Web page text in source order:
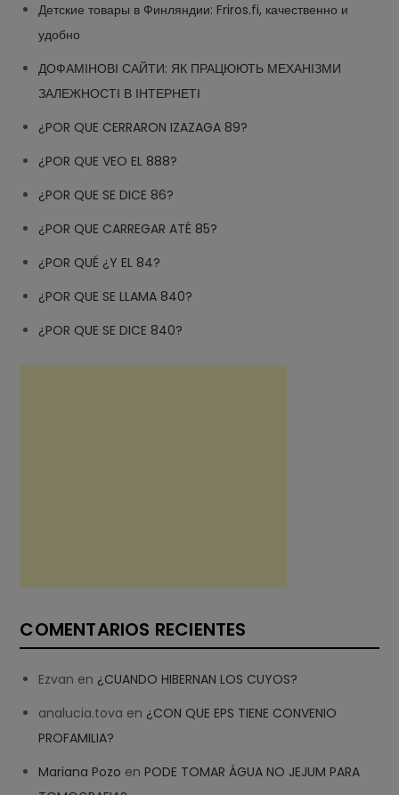
Детские товары в Финляндии: Friros.fi, качественно и
удобно
ДОФАМІНОВІ САЙТИ: ЯК ПРАЦЮЮТЬ МЕХАНІЗМИ
ЗАЛЕЖНОСТІ В ІНТЕРНЕТІ
¿POR QUE CERRARON IZAZAGA 89?
¿POR QUE VEO EL 888?
¿POR QUE SE DICE 86?
¿POR QUE CARREGAR ATÉ 85?
¿POR QUÉ ¿Y EL 84?
¿POR QUE SE LLAMA 840?
¿POR QUE SE DICE 840?
COMENTARIOS RECIENTES
Ezvan en ¿CUANDO HIBERNAN LOS CUYOS?
analucia.tova en ¿CON QUE EPS TIENE CONVENIO
PROFAMILIA?
Mariana Pozo enPODE TOMAR ÁGUA NO JEJUM PARA